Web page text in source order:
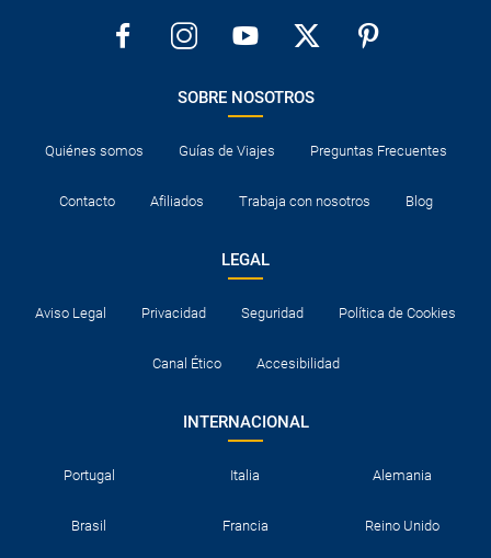
SOBRE NOSOTROS
Quiénes somos Guías de Viajes Preguntas Frecuentes
Contacto Afiliados Trabaja con nosotros Blog
LEGAL
Aviso Legal Privacidad Seguridad Política de Cookies
Canal Ético Accesibilidad
INTERNACIONAL
Portugal Italia Alemania
Brasil Francia Reino Unido